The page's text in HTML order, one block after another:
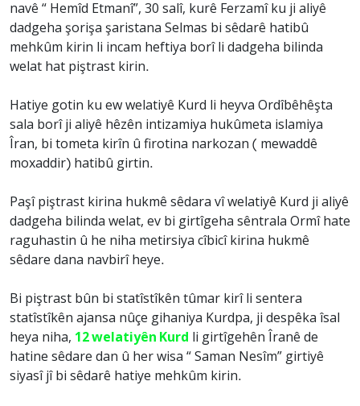
navê “ Hemîd Etmanî”, 30 salî, kurê Ferzamî ku ji aliyê
dadgeha şorişa şaristana Selmas bi sêdarê hatibû
mehkûm kirin li incam heftiya borî li dadgeha bilinda
welat hat piştrast kirin.
Hatiye gotin ku ew welatiyê Kurd li heyva Ordîbêhêşta
sala borî ji aliyê hêzên intizamiya hukûmeta islamiya
Îran, bi tometa kirîn û firotina narkozan ( mewaddê
moxaddir) hatibû girtin.
Paşî piştrast kirina hukmê sêdara vî welatiyê Kurd ji aliyê
dadgeha bilinda welat, ev bi girtîgeha sêntrala Ormî hate
raguhastin û he niha metirsiya cîbicî kirina hukmê
sêdare dana navbirî heye.
Bi piştrast bûn bi statîstîkên tûmar kirî li sentera
statîstîkên ajansa nûçe gihaniya Kurdpa, ji despêka îsal
heya niha, 12 welatiyên Kurd li girtîgehên Îranê de
hatine sêdare dan û her wisa “ Saman Nesîm” girtiyê
siyasî jî bi sêdarê hatiye mehkûm kirin.